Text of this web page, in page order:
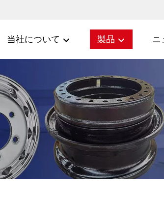
当社について 製品 ニ